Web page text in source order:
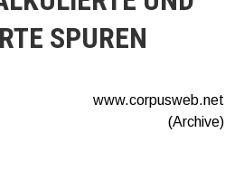
SPUREN
www.corpusweb.net
(Archive)